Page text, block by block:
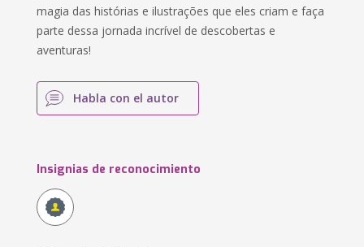
magia das histórias e ilustrações que eles criam e faça
parte dessa jornada incrível de descobertas e
aventuras!
Habla con el autor
Insignias de reconocimiento